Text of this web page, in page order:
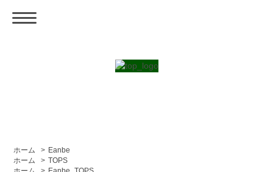
ホーム > Eanbe
ホーム
> TOPS